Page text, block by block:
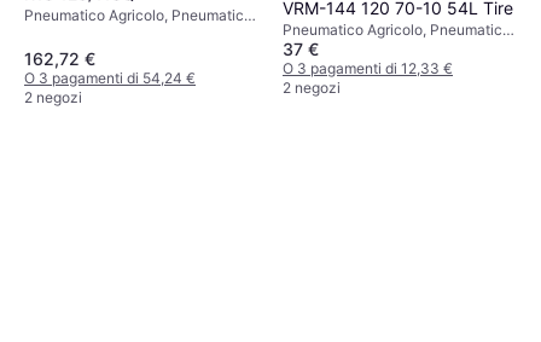
Pneumatico Agricolo, Pneumatici
Velocità Q (160 km/h)
162,72 €
O 3 pagamenti di 54,24 €
2 negozi
VRM-144 120 70-10 54L Tire
Pneumatico Agricolo, Pneumatici
4 stagioni, No, Indice di Velocità V
(240 km/h)
37 €
O 3 pagamenti di 12,33 €
2 negozi